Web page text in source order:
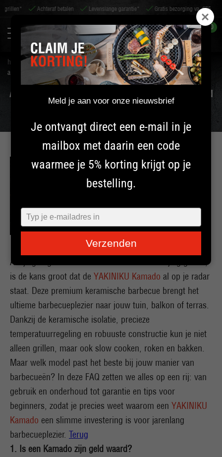
Achteraf betalen Levenslange garantie* Gratis bezorging va. €75 Voor
0
home tips & service
tips
alles over de yakiniku kamado: faq, tips en advies
ALLES OVER DE YAKINIKU KAMADO: FAQ, TIPS EN
ADVIES
INFORMATIE
Als je graag buiten kookt en houdt van veelzijdig grillen,
is de kans groot dat de YAKINIKU Kamado al op je radar
staat. Deze premium keramische barbecue brengt het
ultieme barbecueplezier naar jouw tuin, balkon of terras.
Dankzij de keramische isolatie, precieze
temperatuurregeling en robuuste constructie kun je niet
alleen grillen, maar ook slow cooken, roken en bakken.
Maar welk model past het beste bij jouw manier van
barbecueën? In deze FAQ zetten we alles op een rij: van
gebruik en onderhoud tot garantie en tips voor
beginners, zodat je precies weet waarom een YAKINIKU
Kamado een slimme investering is voor jarenlang
barbecueplezier. Terug
1. Is een Kamado zijn geld waard?
Meld je aan voor onze nieuwsbrief
Je ontvangt direct een e-mail in je
mailbox met daarin een code
waarmee je 5% korting krijgt op je
bestelling.
Typ
je
in
Verzenden